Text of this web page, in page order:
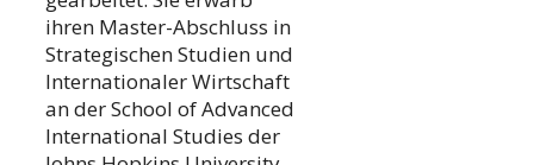
ihren Master-Abschluss in
Strategischen Studien und
Internationaler Wirtschaft
an der School of Advanced
International Studies der